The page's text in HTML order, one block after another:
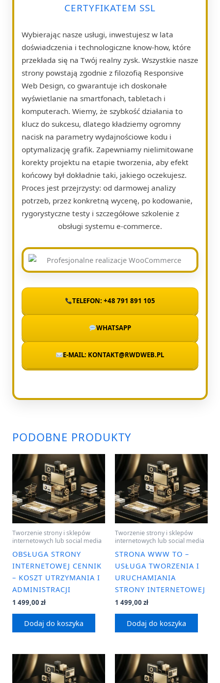
CERTYFIKATEM SSL
Wybierając nasze usługi, inwestujesz w lata
doświadczenia i technologiczne know-how, które
przekłada się na Twój realny zysk. Wszystkie nasze
strony powstają zgodnie z filozofią Responsive
Web Design, co gwarantuje ich doskonałe
wyświetlanie na smartfonach, tabletach i
komputerach. Wiemy, że szybkość działania to
klucz do sukcesu, dlatego kładziemy ogromny
nacisk na parametry wydajnościowe kodu i
optymalizację grafik. Zapewniamy nielimitowane
korekty projektu na etapie tworzenia, aby efekt
końcowy był dokładnie taki, jakiego oczekujesz.
Proces jest przejrzysty: od darmowej analizy
potrzeb, przez konkretną wycenę, po kodowanie,
rygorystyczne testy i szczegółowe szkolenie z
obsługi systemu e-commerce.
TELEFON: +48 791 891 105
WHATSAPP
E-MAIL: KONTAKT@RWDWEB.PL
PODOBNE PRODUKTY
Tworzenie strony i sklepów
internetowych lub social media
OBSŁUGA STRONY
INTERNETOWEJ CENNIK
– KOSZT UTRZYMANIA I
ADMINISTRACJI
1 499,00 zł
Dodaj do koszyka
Tworzenie strony i sklepów
internetowych lub social media
STRONA WWW TO –
USŁUGA TWORZENIA I
URUCHAMIANIA
STRONY INTERNETOWEJ
1 499,00 zł
Dodaj do koszyka